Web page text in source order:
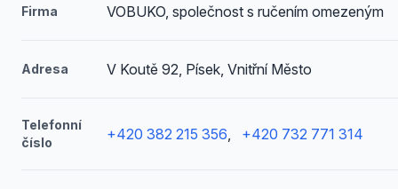
Firma VOBUKO, společnost s ručením omezeným
Adresa V Koutě 92, Písek, Vnitřní Město
Telefonní
číslo
+420 382 215 356, +420 732 771 314